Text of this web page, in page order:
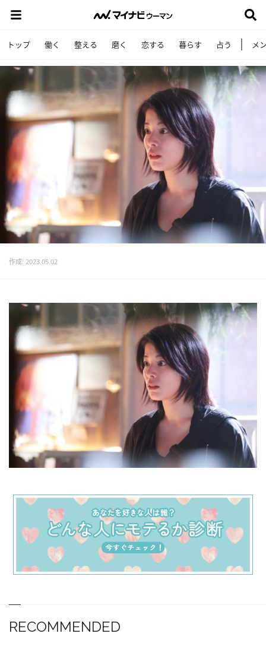
トップ 働く 整える 磨く 恋する 暮らす 占う メ
作成: 2023.05.02
RECOMMENDED